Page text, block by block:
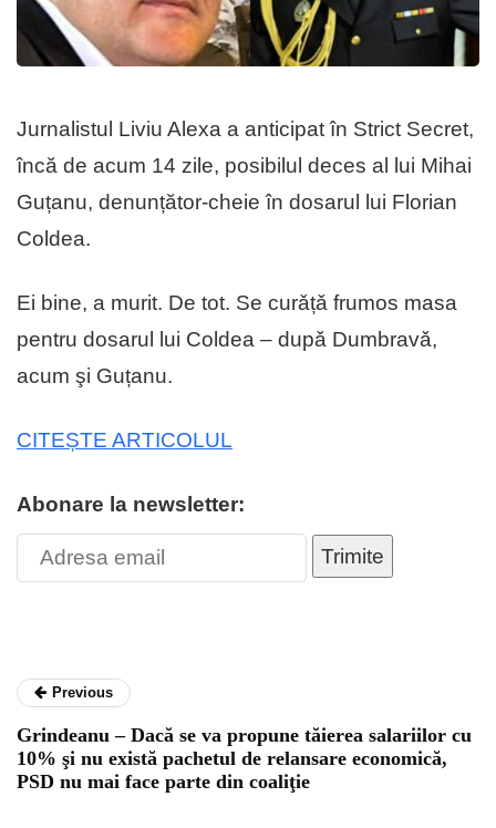
Jurnalistul Liviu Alexa a anticipat în Strict Secret,
încă de acum 14 zile, posibilul deces al lui Mihai
Guțanu, denunțător-cheie în dosarul lui Florian
Coldea.
Ei bine, a murit. De tot. Se curǎțǎ frumos masa
pentru dosarul lui Coldea – dupǎ Dumbravǎ,
acum şi Guțanu.
CITEȘTE ARTICOLUL
Abonare la newsletter:
Trimite
Previous
Grindeanu – Dacă se va propune tăierea salariilor cu
10% şi nu există pachetul de relansare economică,
PSD nu mai face parte din coaliţie